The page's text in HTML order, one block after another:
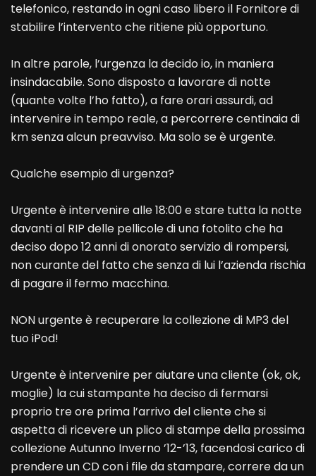
telefonico, restando in ogni caso libero il Fornitore di
stabilire l’intervento che ritiene più opportuno.
In altre parole, l’urgenza la decido io, in maniera
insindacabile. Sono disposto a lavorare di notte
(quante volte l’ho fatto), a fare orari assurdi, ad
intervenire in tempo reale, a percorrere centinaia di
km senza alcun preavviso. Ma solo se è urgente.
Qualche esempio di urgenza?
Urgente è intervenire alle 18:00 e stare tutta la notte
davanti al RIP delle pellicole di una fotolito che ha
deciso dopo 12 anni di onorato servizio di rompersi,
non curante del fatto che senza di lui l’azienda rischia
di pagare il fermo macchina.
NON urgente è recuperare la collezione di MP3 del
tuo iPod!
Urgente è intervenire per aiutare una cliente (ok, ok,
moglie) la cui stampante ha deciso di fermarsi
proprio tre ore prima l’arrivo del cliente che si
aspetta di ricevere un plico di stampe della prossima
collezione Autunno Inverno ’12-’13, facendosi carico di
prendere un CD con i file da stampare, correre da un